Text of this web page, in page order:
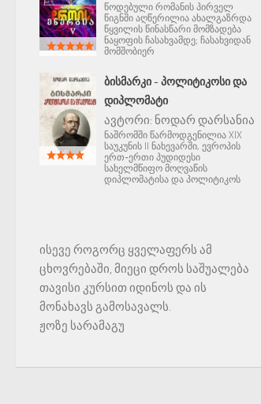
წოდებული რომანის პირველ
წიგნში აღწერილია ახალგაზრდა
წყვილის წინასწარი მომზადება
ნაყოფის ჩასახვამდე; ჩასახვიდან
მომშობიერ
ᲑᲘᲡᲛᲐᲠᲙᲘ - ᲞᲝᲚᲘᲢᲘᲙᲝᲡᲘ ᲓᲐ
ᲓᲘᲞᲚᲝᲛᲐᲢᲘ
ავტორი: ნოდარ დარსანია
ნაშრომში წარმოდგენილია XIX
საუკუნის II ნახევარში, ევროპის
ერთ-ერთი პუდიდესი
სახელმწიფო მოღვაწის
დიპლომატისა და პოლიტიკოს
ისევე როგორც ყველაფერს ამ
ცხოვრებაში, მიეცი დროს საშუალება
თავისი კურსით იდინოს და ის
მონახავს გამოსავალს.
ჟოზე სარამაგუ